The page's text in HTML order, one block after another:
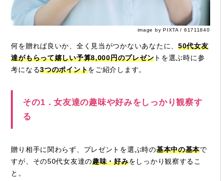
image by PIXTA / 61711840
何を贈れば良いか、全く見当がつかないあなたに、 50代女友
達がもらって嬉しい予算8,000円のプレゼン トを選ぶ時に参
考になる3つのポイントをご紹介します。
その1．女友達の趣味や好みをしっかり観察す
る
贈り相手に関わらず、プレゼントを選ぶ時の基本中の基本で
すが、その50代女友達の趣味・好みをしっかり観察するこ
と。